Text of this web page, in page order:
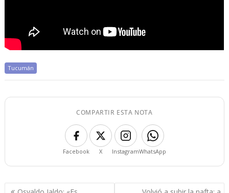
Tucumán
COMPARTIR ESTA NOTA
Facebook X InstagramWhatsApp
Navegación